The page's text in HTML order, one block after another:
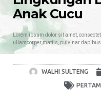
Anak Cucu
Lorem ipsum dolor sit amet,
ullamcorper mattis, pulvinar dapibus
WALHI SULTENG